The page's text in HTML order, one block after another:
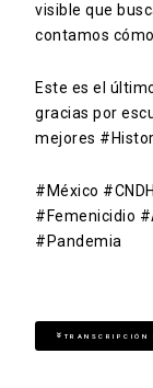
visible que
contamos
Este es el
gracias por
mejores
#México
#Femenicidio
#Pandemia
TRANSCRIPCIÓN